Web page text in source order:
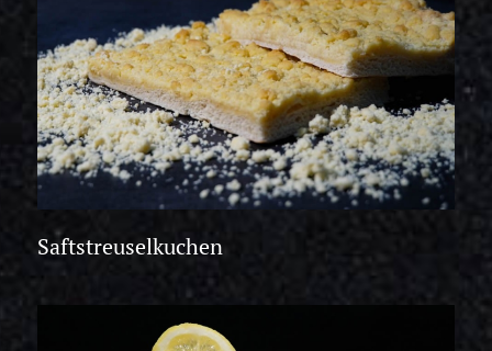
Saftstreuselkuchen